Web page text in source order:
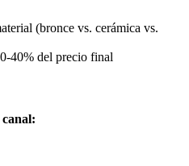
(bronce vs. cerámica vs.
40% del precio final